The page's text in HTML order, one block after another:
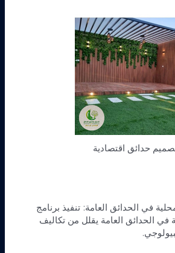
حدائق اقتصادية
في الحدائق العامة: تنفيذ برنامج
في الحدائق العامة يقلل من تكاليف